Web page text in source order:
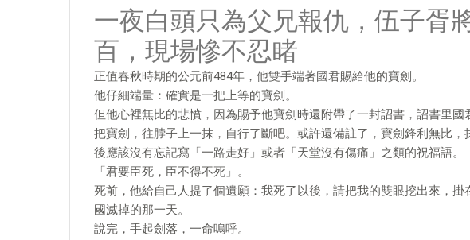
一夜白頭只為父兄報仇，伍子胥
百，現場慘不忍睹
正值春秋時期的公元前484年，他雙手端著國君賜給他的寶劍。
他仔細端量：確實是一把上等的寶劍。
但他心裡無比的悲憤，因為賜予他寶劍時還附帶了一封詔書，詔書里
把寶劍，往脖子上一抹，自行了斷吧。或許還備註了，寶劍鋒利無比
後應該沒有忘記寫「一路走好」或者「天堂沒有傷痛」之類的祝福語。
「君要臣死，臣不得不死」。
死前，他給自己人提了個遺願：我死了以後，請把我的雙眼挖出來，
國滅掉的那一天。
說完，手起劍落，一命嗚呼。